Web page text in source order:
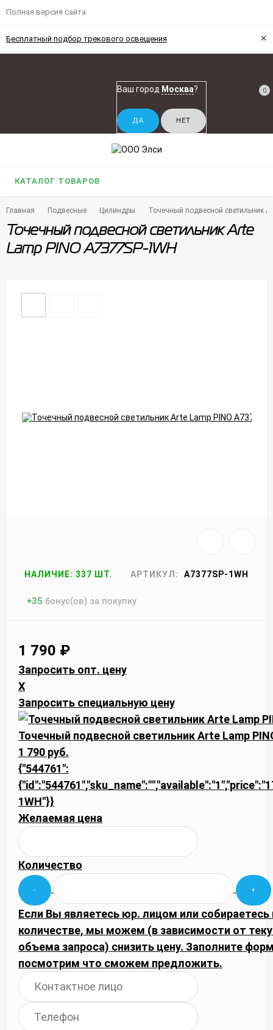
Полная версия сайта
Бесплатный подбор трекового освещения ×
Ваш город Москва? 0
КАТАЛОГ ТОВАРОВ
Главная Подвесные Цилиндры Точечный подвесной светильник
Точечный подвесной светильник Arte
Lamp PINO A7377SP-1WH
НАЛИЧИЕ: 337 ШТ. АРТИКУЛ: A7377SP-1WH
+35 бонус(ов) за покупку
1 790 ₽
Запросить опт. цену
X
Запросить специальную цену
Точечный подвесной светильник Arte Lamp
1 790 руб.
{"544761":
1WH"}}
Желаемая цена
Количество
Если Вы являетесь юр. лицом или
количестве, мы можем (в зависимости от
объема запроса) снизить цену. Заполните
посмотрим что сможем предложить.